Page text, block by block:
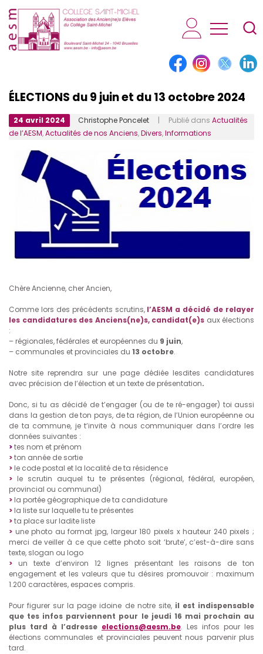
AESM...
ÉLECTIONS du 9 juin et du 13 octobre 2024
24 avril 2024 Christophe Poncelet | Publié dans Actualités
de l’AESM,Actualités de nos Anciens,Divers,Informations
Chère Ancienne, cher Ancien,
Comme lors des précédents scrutins, l’AESM a décidé de relayer
les candidatures des Anciens(ne)s, candidat(e)s aux élections
:
– régionales, fédérales et européennes du 9 juin,
– communales et provinciales du 13 octobre.
Notre site reprendra sur une page dédiée lesdites candidatures
avec précision de l’élection et un texte de présentation.
Donc, si tu as décidé de t’engager (ou de te ré-engager) toi aussi
dans la gestion de ton pays, de ta région, de l’Union européenne ou
de ta commune, je t’invite à nous communiquer dans l’ordre les
données suivantes :
>tes nom et prénom
>ton année de sortie
> le code postal et la localité de ta résidence
> le scrutin auquel tu te présentes (régional, fédéral, européen,
provincial ou communal)
> la portée géographique de ta candidature
> la liste sur laquelle tu te présentes
>ta place sur ladite liste
> une photo au format jpg, largeur 180 pixels x hauteur 240 pixels ;
merci de veiller à ce que cette photo soit ‘brute’, c’est-à-dire sans
texte, slogan ou logo
>
un texte d’environ 12 lignes présentant les raisons de ton
engagement et les valeurs que tu désires promouvoir : maximum
1.200 caractères, espaces compris.
Pour figurer sur la page idoine de notre site, il est indispensable
que tes infos parviennent pour le jeudi 16 mai prochain au
plus tard à l’adresse elections@aesm.be. Les infos pour les
élections communales et provinciales peuvent nous parvenir plus
tard.